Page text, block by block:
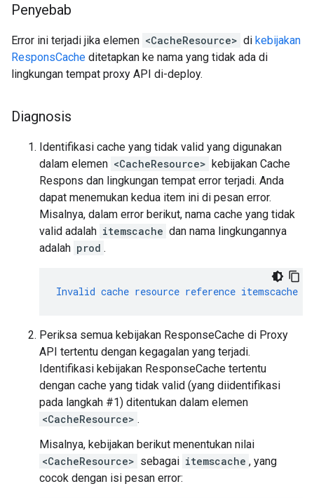
Penyebab
Error ini terjadi jika elemen <CacheResource> di kebijakan
ResponsCache ditetapkan ke nama yang tidak ada di
lingkungan tempat proxy API di-deploy.
Diagnosis
Identifikasi cache yang tidak valid yang digunakan
dalam elemen <CacheResource> kebijakan Cache
Respons dan lingkungan tempat error terjadi. Anda
dapat menemukan kedua item ini di pesan error.
Misalnya, dalam error berikut, nama cache yang tidak
valid adalah itemscache dan nama lingkungannya
adalah prod .
Invalid cache resource reference itemscache
Periksa semua kebijakan ResponseCache di Proxy
API tertentu dengan kegagalan yang terjadi.
Identifikasi kebijakan ResponseCache tertentu
dengan cache yang tidak valid (yang diidentifikasi
pada langkah #1) ditentukan dalam elemen
<CacheResource> .
Misalnya, kebijakan berikut menentukan nilai
<CacheResource> sebagai itemscache , yang
cocok dengan isi pesan error: